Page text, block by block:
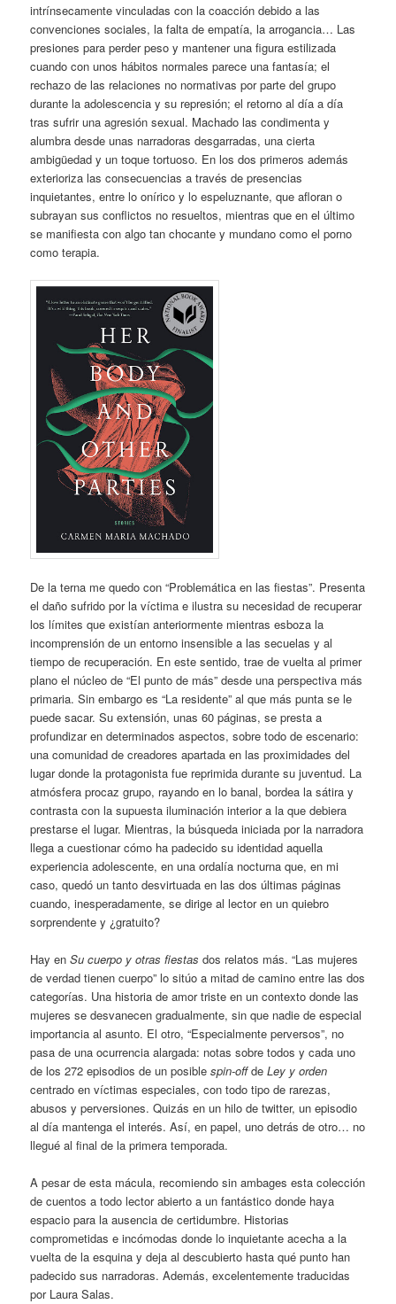
intrínsecamente vinculadas con la coacción debido a las
convenciones sociales, la falta de empatía, la arrogancia… Las
presiones para perder peso y mantener una figura estilizada
cuando con unos hábitos normales parece una fantasía; el
rechazo de las relaciones no normativas por parte del grupo
durante la adolescencia y su represión; el retorno al día a día
tras sufrir una agresión sexual. Machado las condimenta y
alumbra desde unas narradoras desgarradas, una cierta
ambigüedad y un toque tortuoso. En los dos primeros además
exterioriza las consecuencias a través de presencias
inquietantes, entre lo onírico y lo espeluznante, que afloran o
subrayan sus conflictos no resueltos, mientras que en el último
se manifiesta con algo tan chocante y mundano como el porno
como terapia.
De la terna me quedo con “Problemática en las fiestas”. Presenta
el daño sufrido por la víctima e ilustra su necesidad de recuperar
los límites que existían anteriormente mientras esboza la
incomprensión de un entorno insensible a las secuelas y al
tiempo de recuperación. En este sentido, trae de vuelta al primer
plano el núcleo de “El punto de más” desde una perspectiva más
primaria. Sin embargo es “La residente” al que más punta se le
puede sacar. Su extensión, unas 60 páginas, se presta a
profundizar en determinados aspectos, sobre todo de escenario:
una comunidad de creadores apartada en las proximidades del
lugar donde la protagonista fue reprimida durante su juventud. La
atmósfera procaz grupo, rayando en lo banal, bordea la sátira y
contrasta con la supuesta iluminación interior a la que debiera
prestarse el lugar. Mientras, la búsqueda iniciada por la narradora
llega a cuestionar cómo ha padecido su identidad aquella
experiencia adolescente, en una ordalía nocturna que, en mi
caso, quedó un tanto desvirtuada en las dos últimas páginas
cuando, inesperadamente, se dirige al lector en un quiebro
sorprendente y ¿gratuito?
Hay enSu cuerpo y otras fiestas dos relatos más. “Las mujeres
de verdad tienen cuerpo” lo sitúo a mitad de camino entre las dos
categorías. Una historia de amor triste en un contexto donde las
mujeres se desvanecen gradualmente, sin que nadie de especial
importancia al asunto. El otro, “Especialmente perversos”, no
pasa de una ocurrencia alargada: notas sobre todos y cada uno
de los 272 episodios de un posiblespin-offdeLey y orden
centrado en víctimas especiales, con todo tipo de rarezas,
abusos y perversiones. Quizás en un hilo de twitter, un episodio
al día mantenga el interés. Así, en papel, uno detrás de otro… no
llegué al final de la primera temporada.
A pesar de esta mácula, recomiendo sin ambages esta colección
de cuentos a todo lector abierto a un fantástico donde haya
espacio para la ausencia de certidumbre. Historias
comprometidas e incómodas donde lo inquietante acecha a la
vuelta de la esquina y deja al descubierto hasta qué punto han
padecido sus narradoras. Además, excelentemente traducidas
por Laura Salas.